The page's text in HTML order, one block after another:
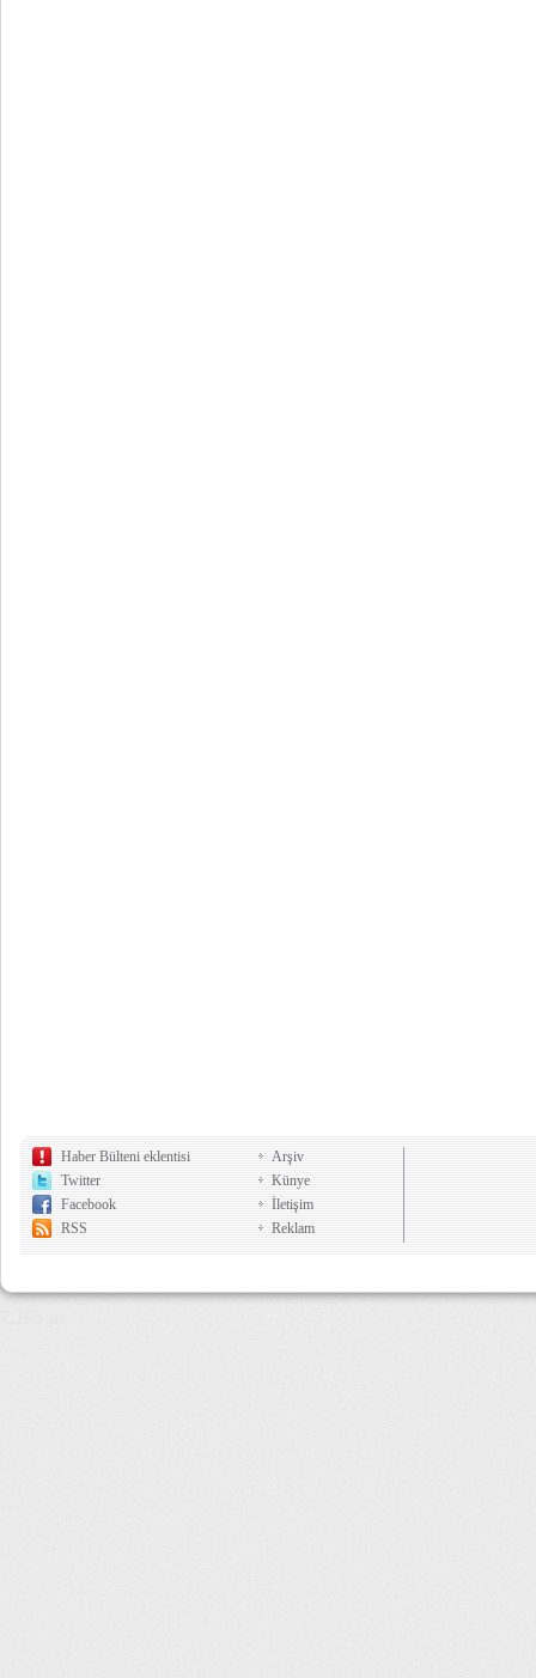
Haber Bülteni eklentisi
Twitter
Facebook
RSS
Arşiv
Künye
İletişim
Reklam